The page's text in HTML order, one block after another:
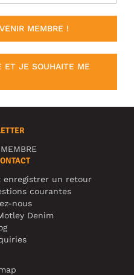
MEMBRE !
ET JE SOUHAITE ME
enregistrer un retour
courantes
nous
Denim